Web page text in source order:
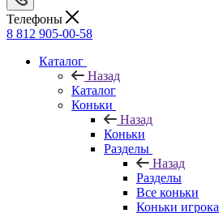
Телефоны
8 812 905-00-58
Каталог
Назад
Каталог
Коньки
Назад
Коньки
Разделы
Назад
Разделы
Все коньки
Коньки игрока